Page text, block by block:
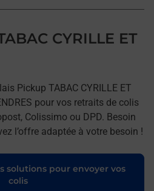
CYRILLE ET
Pickup TABAC CYRILLE ET
pour vos retraits de colis
Colissimo ou DPD. Besoin
l’offre adaptée à votre besoin !
solutions pour envoyer vos
colis